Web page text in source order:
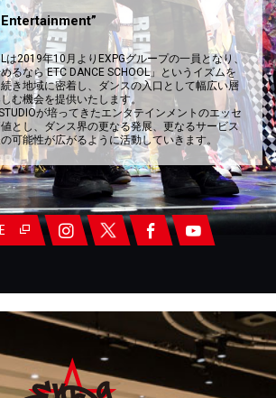
は2019年10月よりEXPGグループの一員となり、
るなら ETC DANCE SCHOOL」というイズムを
き地域に密着し、ダンスの入口として幅広い層
む機会を提供いたします。
が培ってきたエンタテインメントのエッセ
とし、ダンス界の更なる発展、更なるサービス
可能性が広がるように活動していきます。